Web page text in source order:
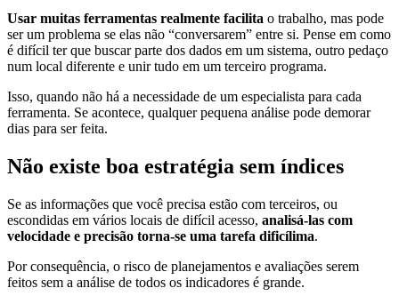
Usar muitas ferramentas realmente facilita o trabalho, mas pode
ser um problema se elas não “conversarem” entre si. Pense em como
é difícil ter que buscar parte dos dados em um sistema, outro pedaço
num local diferente e unir tudo em um terceiro programa.
Isso, quando não há a necessidade de um especialista para cada
ferramenta. Se acontece, qualquer pequena análise pode demorar
dias para ser feita.
Não existe boa estratégia sem índices
Se as informações que você precisa estão com terceiros, ou
escondidas em vários locais de difícil acesso, analisá-las com
velocidade e precisão torna-se uma tarefa dificílima.
Por consequência, o risco de planejamentos e avaliações serem
feitos sem a análise de todos os indicadores é grande.